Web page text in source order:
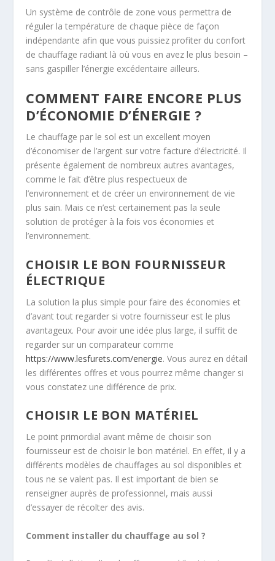
Un système de contrôle de zone vous permettra de
réguler la température de chaque pièce de façon
indépendante afin que vous puissiez profiter du confort
de chauffage radiant là où vous en avez le plus besoin –
sans gaspiller l’énergie excédentaire ailleurs.
COMMENT FAIRE ENCORE PLUS
D’ÉCONOMIE D’ÉNERGIE ?
Le chauffage par le sol est un excellent moyen
d’économiser de l’argent sur votre facture d’électricité. Il
présente également de nombreux autres avantages,
comme le fait d’être plus respectueux de
l’environnement et de créer un environnement de vie
plus sain. Mais ce n’est certainement pas la seule
solution de protéger à la fois vos économies et
l’environnement.
CHOISIR LE BON FOURNISSEUR
ÉLECTRIQUE
La solution la plus simple pour faire des économies et
d’avant tout regarder si votre fournisseur est le plus
avantageux. Pour avoir une idée plus large, il suffit de
regarder sur un comparateur comme
https://www.lesfurets.com/energie. Vous aurez en détail
les différentes offres et vous pourrez même changer si
vous constatez une différence de prix.
CHOISIR LE BON MATÉRIEL
Le point primordial avant même de choisir son
fournisseur est de choisir le bon matériel. En effet, il y a
différents modèles de chauffages au sol disponibles et
tous ne se valent pas. Il est important de bien se
renseigner auprès de professionnel, mais aussi
d’essayer de récolter des avis.
Comment installer du chauffage au sol ?